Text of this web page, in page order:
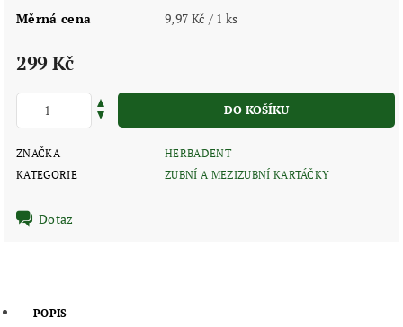
Měrná cena
9,97 Kč / 1 ks
299 Kč
ZNAČKA
HERBADENT
KATEGORIE
ZUBNÍ A MEZIZUBNÍ KARTÁČKY
Dotaz
POPIS